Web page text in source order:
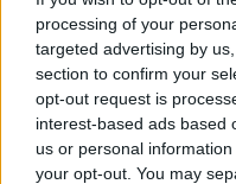
processing of your
targeted advertising by
section to confirm your
opt-out request is
interest-based ads based
us or personal
your opt-out. You may
Λειτουργούν οι
πριν 10 λεπτά
Ο Παγκόσμιος
πριν 10 λεπτά
Τα κορίτσια των
πριν 12 λεπτά